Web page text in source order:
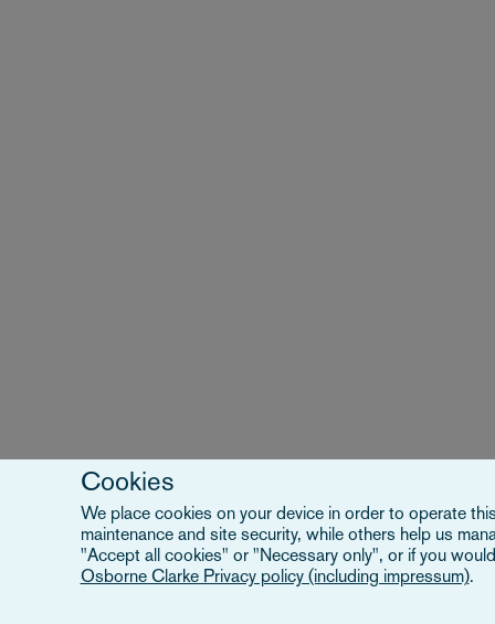
Cookies
We place cookies on your device in order to operate
maintenance and site security, while others help us
"Accept all cookies" or "Necessary only", or if you
Osborne Clarke Privacy policy (including impressum).